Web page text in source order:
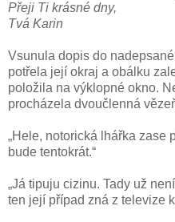
Přeji Ti krásné dny,
Tvá Karin
Vsunula dopis do
potřela její okraj a obálku
položila na výklopné okno.
procházela dvoučlenná
„Hele, notorická lhářka zase
bude tentokrát.“
„Já tipuju cizinu. Tady už
ten její případ zná z televize